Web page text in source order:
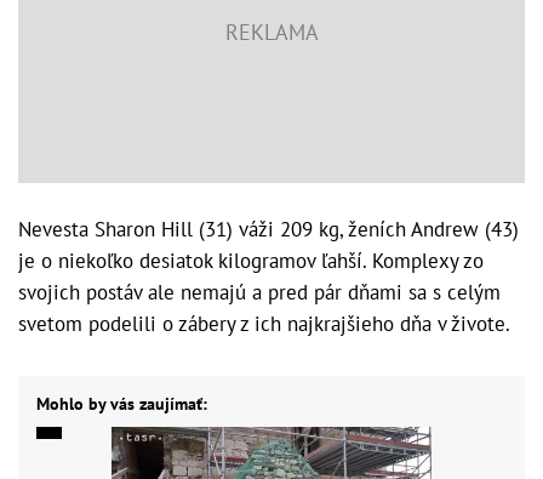
Nevesta Sharon Hill (31) váži 209 kg, ženích Andrew (43)
je o niekoľko desiatok kilogramov ľahší. Komplexy zo
svojich postáv ale nemajú a pred pár dňami sa s celým
svetom podelili o zábery z ich najkrajšieho dňa v živote.
Mohlo by vás zaujímať: